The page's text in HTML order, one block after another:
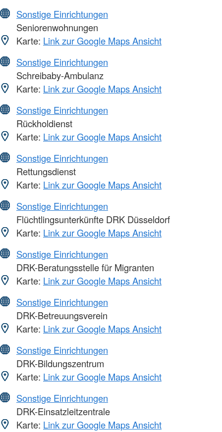
Sonstige Einrichtungen
Seniorenwohnungen
Karte: Link zur Google Maps Ansicht
Sonstige Einrichtungen
Schreibaby-Ambulanz
Karte: Link zur Google Maps Ansicht
Sonstige Einrichtungen
Rückholdienst
Karte: Link zur Google Maps Ansicht
Sonstige Einrichtungen
Rettungsdienst
Karte: Link zur Google Maps Ansicht
Sonstige Einrichtungen
Flüchtlingsunterkünfte DRK Düsseldorf
Karte: Link zur Google Maps Ansicht
Sonstige Einrichtungen
DRK-Beratungsstelle für Migranten
Karte: Link zur Google Maps Ansicht
Sonstige Einrichtungen
DRK-Betreuungsverein
Karte: Link zur Google Maps Ansicht
Sonstige Einrichtungen
DRK-Bildungszentrum
Karte: Link zur Google Maps Ansicht
Sonstige Einrichtungen
DRK-Einsatzleitzentrale
Karte: Link zur Google Maps Ansicht